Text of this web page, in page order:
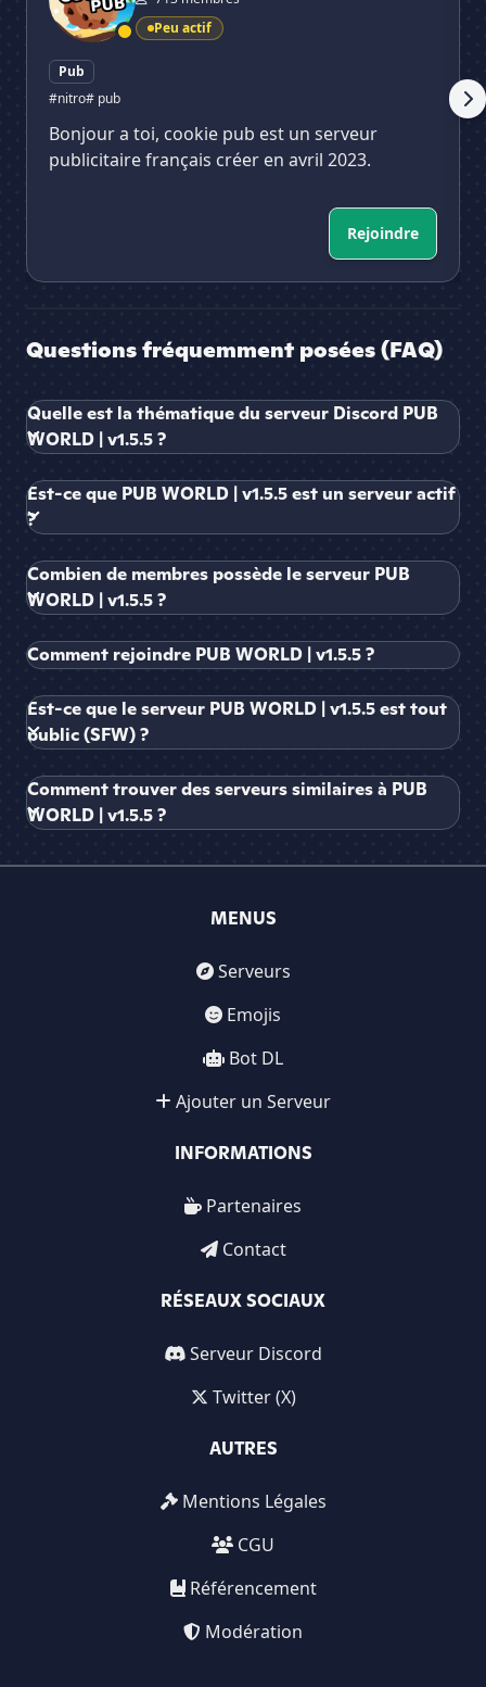
Peu actif
Pub
#nitro# pub
Bonjour a toi, cookie pub est un serveur
publicitaire français créer en avril 2023.
Rejoindre
Questions fréquemment posées (FAQ)
Quelle est la thématique du serveur Discord PUB
WORLD | v1.5.5 ?
Est-ce que PUB WORLD | v1.5.5 est un serveur actif
?
Combien de membres possède le serveur PUB
WORLD | v1.5.5 ?
Comment rejoindre PUB WORLD | v1.5.5 ?
Est-ce que le serveur PUB WORLD | v1.5.5 est tout
public (SFW) ?
Comment trouver des serveurs similaires à PUB
WORLD | v1.5.5 ?
MENUS
Serveurs
Emojis
Bot DL
Ajouter un Serveur
INFORMATIONS
Partenaires
Contact
RÉSEAUX SOCIAUX
Serveur Discord
Twitter (X)
AUTRES
Mentions Légales
CGU
Référencement
Modération